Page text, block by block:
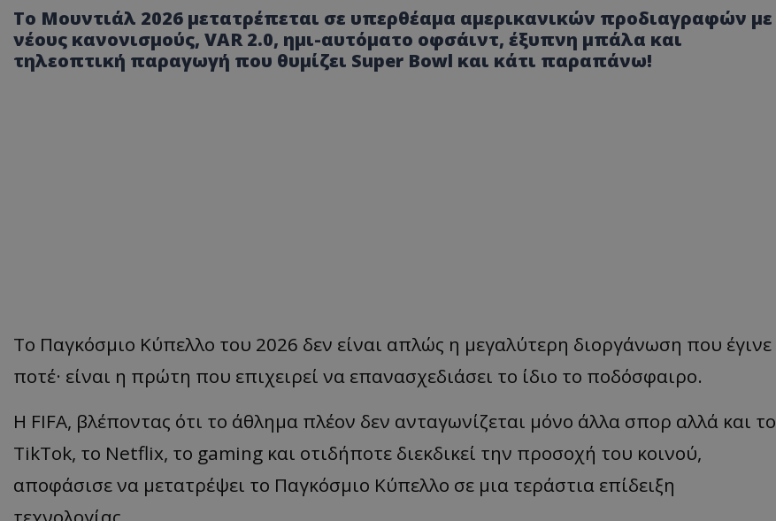
Το Μουντιάλ 2026 μετατρέπεται σε υπερθέαμα αμερικανικών προδιαγραφών με
νέους κανονισμούς, VAR 2.0, ημι-αυτόματο οφσάιντ, έξυπνη μπάλα και
τηλεοπτική παραγωγή που θυμίζει Super Bowl και κάτι παραπάνω!
Το Παγκόσμιο Κύπελλο του 2026 δεν είναι απλώς η μεγαλύτερη διοργάνωση που έγινε
ποτέ· είναι η πρώτη που επιχειρεί να επανασχεδιάσει το ίδιο το ποδόσφαιρο.
Η FIFA, βλέποντας ότι το άθλημα πλέον δεν ανταγωνίζεται μόνο άλλα σπορ αλλά και το
TikTok, το Netflix, το gaming και οτιδήποτε διεκδικεί την προσοχή του κοινού,
αποφάσισε να μετατρέψει το Παγκόσμιο Κύπελλο σε μια τεράστια επίδειξη